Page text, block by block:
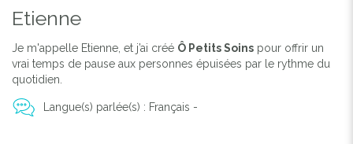
Etienne
Je m'appelle Etienne, et j’ai créé Ô Petits Soins pour offrir un
vrai temps de pause aux personnes épuisées par le rythme du
quotidien.
Langue(s) parlée(s) : Français -